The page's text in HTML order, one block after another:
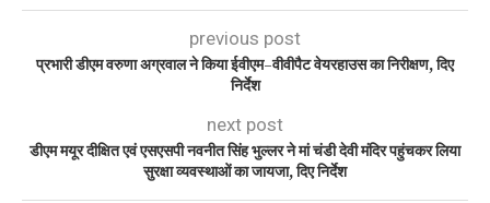
previous post
प्रभारी डीएम वरुणा अग्रवाल ने किया ईवीएम–वीवीपैट वेयरहाउस का निरीक्षण, दिए
निर्देश
next post
डीएम मयूर दीक्षित एवं एसएसपी नवनीत सिंह भुल्लर ने मां चंडी देवी मंदिर पहुंचकर लिया
सुरक्षा व्यवस्थाओं का जायजा, दिए निर्देश